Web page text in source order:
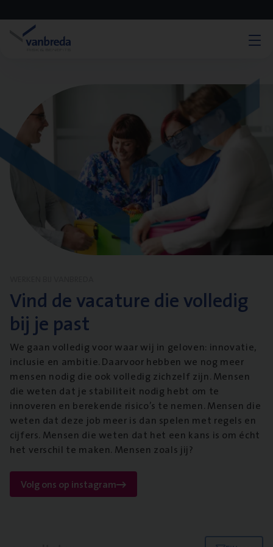
Vind de vacature die volledig
bij je past
We gaan volledig voor waar wij in geloven: innovatie,
inclusie en ambitie. Daarvoor hebben we nog meer
mensen nodig die ook volledig zichzelf zijn. Mensen
die weten dat je stabiliteit nodig hebt om te
innoveren en berekende risico’s te nemen. Mensen die
weten dat deze job meer is dan spelen met regels en
cijfers. Mensen die weten dat het een kans is om écht
het verschil te maken. Mensen zoals jij?
Volg ons op instagram